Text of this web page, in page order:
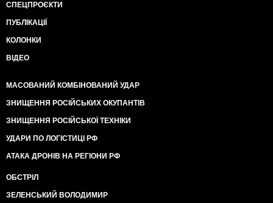
СПЕЦПРОЄКТИ
ПУБЛІКАЦІЇ
КОЛОНКИ
ВІДЕО
МАСОВАНИЙ КОМБІНОВАНИЙ УДАР
ЗНИЩЕННЯ РОСІЙСЬКИХ ОКУПАНТІВ
ЗНИЩЕННЯ РОСІЙСЬКОЇ ТЕХНІКИ
УДАРИ ПО ЛОГІСТИЦІ РФ
АТАКА ДРОНІВ НА РЕГІОНИ РФ
ОБСТРІЛ
ЗЕЛЕНСЬКИЙ ВОЛОДИМИР